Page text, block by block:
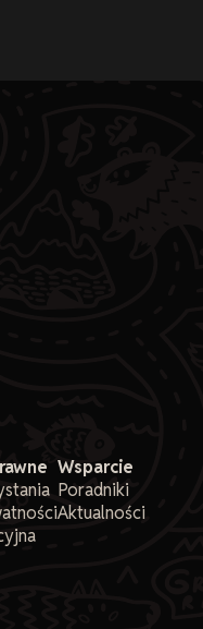
Wsparcie
Poradniki
Aktualności